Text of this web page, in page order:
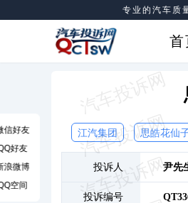
专业的汽车质
首
江汽集团 思皓花仙
投诉人 尹先
投诉编号
信好友
好友
浪微博
空间